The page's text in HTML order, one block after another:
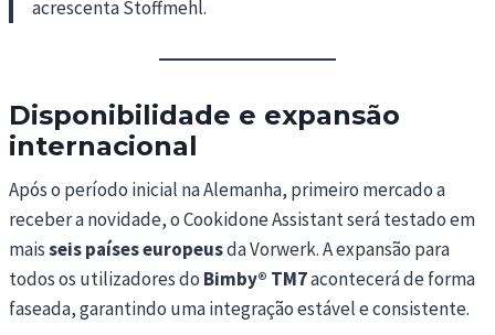
acrescenta Stoffmehl.
Disponibilidade e expansão
internacional
Após o período inicial na Alemanha, primeiro mercado a
receber a novidade, o Cookidone Assistant será testado em
maisseis países europeusda Vorwerk. A expansão para
todos os utilizadores do Bimby® TM7acontecerá de forma
faseada, garantindo uma integração estável e consistente.